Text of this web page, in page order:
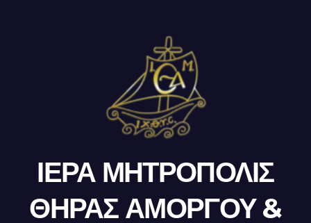
ΙΕΡΑ ΜΗΤΡΟΠΟΛΙΣ
ΘΗΡΑΣ ΑΜΟΡΓΟΥ &